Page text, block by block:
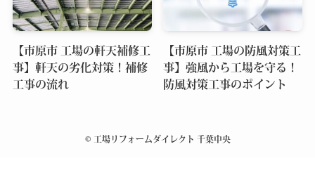
【市原市 工場の軒天補修工
事】軒天の劣化対策！補修
工事の流れ
【市原市 工場の防風対策工
事】強風から工場を守る！
防風対策工事のポイント
© 工場リフォームダイレクト 千葉中央